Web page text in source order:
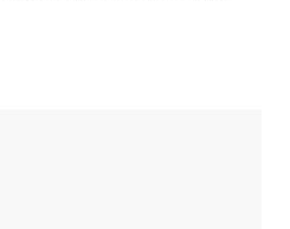
noggrant rakat
hos en traditionell persisk